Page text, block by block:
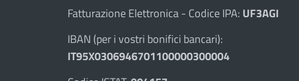
Fatturazione Elettronica - Codice IPA: UF3AGI
IBAN (per i vostri bonifici bancari):
IT95X0306946701100000300004